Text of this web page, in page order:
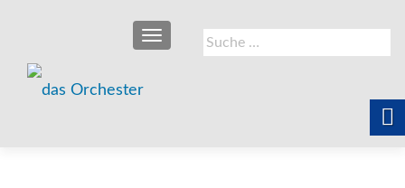
Suche
nach:
SCHALTE NAVIGATION